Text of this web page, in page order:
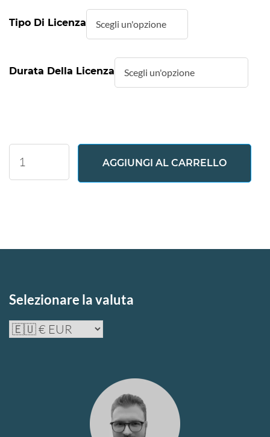
Tipo Di Licenza
Durata Della Licenza
Table
quantità
AGGIUNGI AL CARRELLO
Selezionare la valuta